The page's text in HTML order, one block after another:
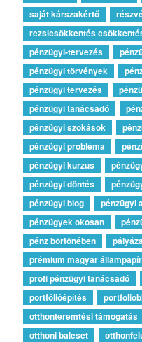
saját kárszakértő
rezsicsökkentés
pénzügyi-tervezés
pénzügyi törvények
pénzügyi tervezés
pénzügyi tanácsadó
pénzügyi szokások
pénzügyi probléma
pénzügyi kurzus
pénzügyi döntés
pénzügyi blog
pénzügyi
pénzügyek okosan
pénz börtönében
prémium magyar állampapír
profi pénzügyi tanácsadó
portfólióépítés
otthonteremtési támogatás
otthoni baleset